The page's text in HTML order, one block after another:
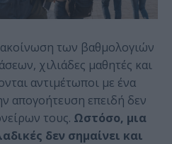
των βαθμολογιών
χιλιάδες μαθητές και
αντιμέτωποι με ένα
απογοήτευση επειδή δεν
τους. Ωστόσο, μια
δεν σημαίνει και